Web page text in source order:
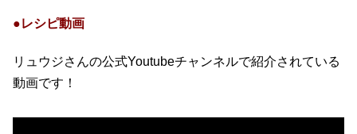
●レシピ動画
リュウジさんの公式Youtubeチャンネルで紹介されている
動画です！